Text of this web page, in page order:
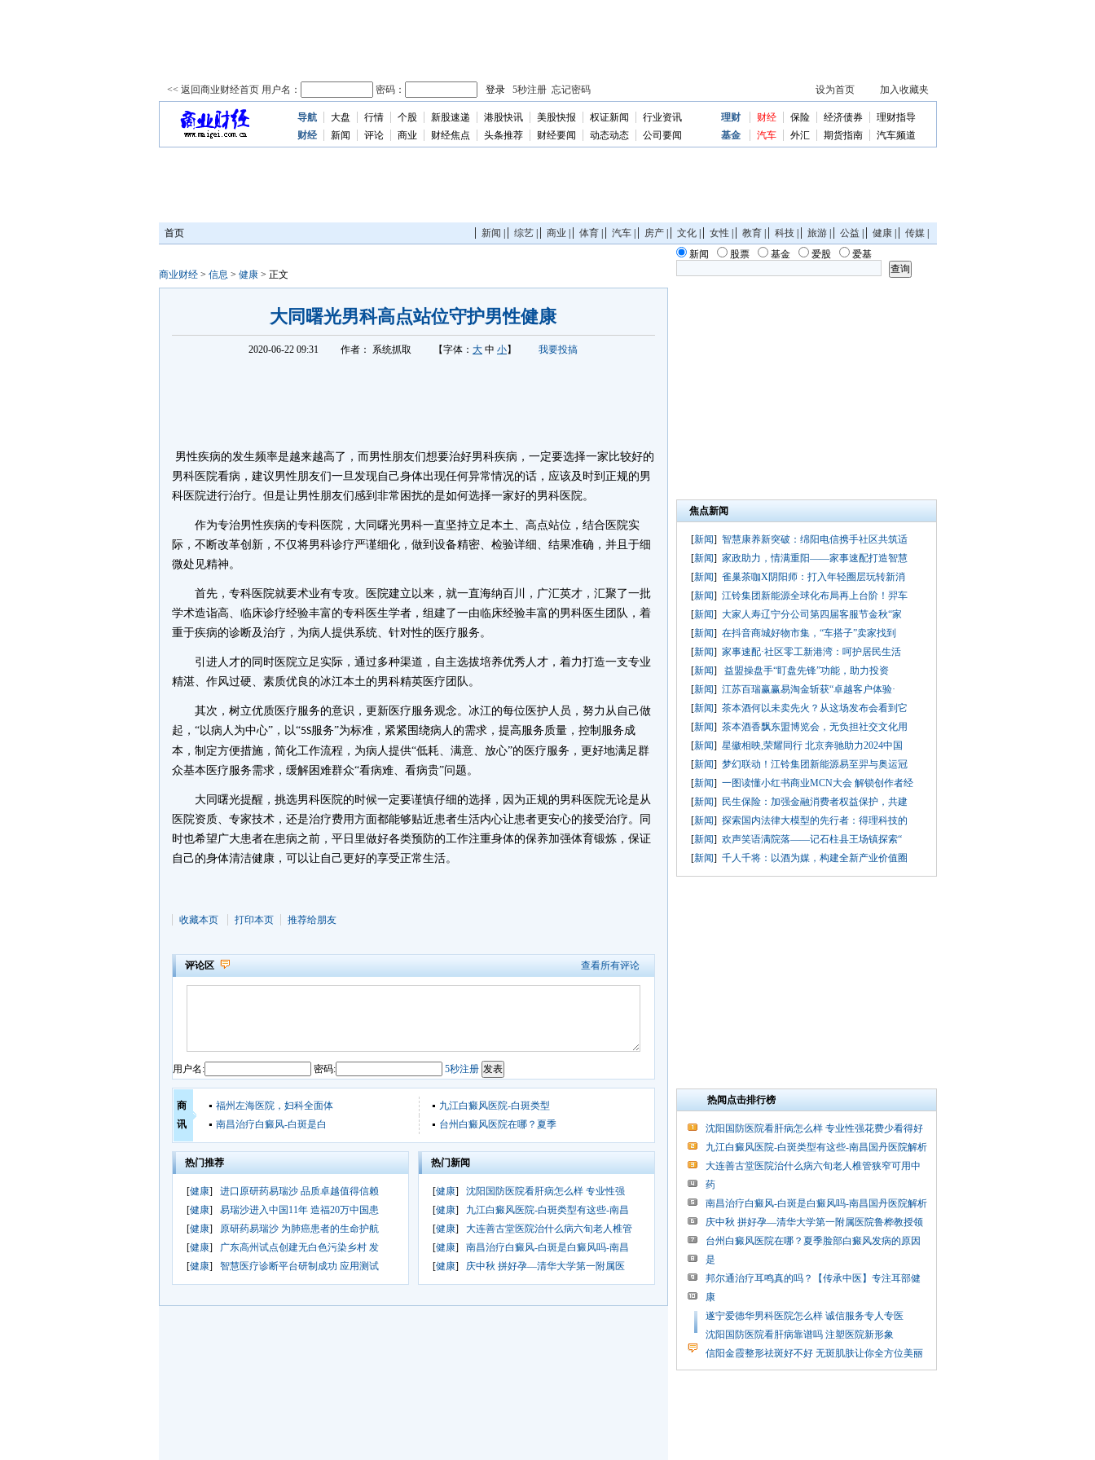
导航 大盘 行情 个股 新股速递 港股快讯 美股快报 权证新闻
行业资讯
财经
新闻 评论 商业 财经焦点 头条推荐 财经要闻 动态动态 公司要闻
理财 财经 保险 经济债券
理财指导
基金
汽车 外汇 期货指南 汽车频道
首页 新闻 综艺| 商业 体育| 汽车| 房产| 文化| 女性 教育| 科技| 旅游| 公益 健康| 传媒|
商业财经> 信息 > 健康> 正文
新闻 股票 基金 爱股 爱基
大同曙光男科高点站位守护男性健康
2020-06-22 09:31 作者： 系统抓取 【字体： 大 中 小】 我要投搞
男性疾病的发生频率是越来越高了，而男性朋友们想要治好男科疾病，一定要选择一家比较好的
男科医院看病，建议男性朋友们一旦发现自己身体出现任何异常情况的话，应该及时到正规的男
科医院进行治疗。但是让男性朋友们感到非常困扰的是如何选择一家好的男科医院。
作为专治男性疾病的专科医院， 大同曙光男科一直坚持立足本土、高点站位，结合医院实
际，不断改革创新，不仅将男科诊疗严谨细化，做到设备精密、检验详细、结果准确，并且于细
微处见精神。
首先，专科医院就要术业有专攻。医院建立以来，就一直海纳百川，广汇英才，汇聚了一批
学术造诣高、临床诊疗经验丰富的专科医生学者，组建了一由临床经验丰富的男科医生团队，着
重于疾病的诊断及治疗，为病人提供系统、针对性的医疗服务。
引进人才的同时医院立足实际，通过多种渠道，自主选拔培养优秀人才，着力打造一支专业
精湛、作风过硬、素质优良的冰江本土的男科精英医疗团队。
其次，树立优质医疗服务的意识，更新医疗服务观念。冰江的每位医护人员，努力从自己做
起，“以病人为中心”，以“5S服务”为标准，紧紧围绕病人的需求，提高服务质量，控制服务成
本，制定方便措施，简化工作流程，为病人提供“低耗、满意、放心”的医疗服务，更好地满足群
众基本医疗服务需求，缓解困难群众“看病难、看病贵”问题。
大同曙光提醒，挑选男科医院的时候一定要谨慎仔细的选择，因为正规的男科医院无论是从
医院资质、专家技术，还是治疗费用方面都能够贴近患者生活内心让患者更安心的接受治疗。同
时也希望广大患者在患病之前，平日里做好各类预防的工作注重身体的保养加强体育锻炼，保证
自己的身体清洁健康，可以让自己更好的享受正常生活。
收藏本页 打印本页 推荐给朋友
评论区 查看所有评论
用户名: 密码: 5秒注册
商
讯
福州左海医院，妇科全面体
九江白癜风医院-白斑类型
南昌治疗白癜风-白斑是白
台州白癜风医院在哪？夏季
热门推荐
[健康]
进口原研药易瑞沙 品质卓越值得信赖
[健康]
易瑞沙进入中国11年 造福20万中国患
[健康]
原研药易瑞沙 为肺癌患者的生命护航
[健康]
广东高州试点创建无白色污染乡村 发
[健康] 智慧医疗诊断平台研制成功 应用测试
热门新闻
[健康]
沈阳国防医院看肝病怎么样 专业性强
[健康]
九江白癜风医院-白斑类型有这些-南昌
[健康]
大连善古堂医院治什么病六旬老人椎管
[健康]
南昌治疗白癜风-白斑是白癜风吗-南昌
[健康] 庆中秋 拼好孕—清华大学第一附属医
焦点新闻
[新闻] 智慧康养新突破：绵阳电信携手社区共筑适
[新闻] 家政助力，情满重阳——家事速配打造智慧
[新闻] 雀巢茶咖X阴阳师：打入年轻圈层玩转新消
[新闻] 江铃集团新能源全球化布局再上台阶！羿车
[新闻] 大家人寿辽宁分公司第四届客服节金秋“家
[新闻] 在抖音商城好物市集，“车搭子”卖家找到
[新闻] 家事速配·社区零工新港湾：呵护居民生活
[新闻]
益盟操盘手“盯盘先锋”功能，助力投资
[新闻] 江苏百瑞赢赢易淘金斩获“卓越客户体验·
[新闻] 茶本酒何以未卖先火？从这场发布会看到它
[新闻] 茶本酒香飘东盟博览会，无负担社交文化用
[新闻] 星徽相映,荣耀同行 北京奔驰助力2024中国
[新闻] 梦幻联动！江铃集团新能源易至羿与奥运冠
[新闻] 一图读懂小红书商业MCN大会 解锁创作者经
[新闻]
民生保险：加强金融消费者权益保护，共建
[新闻] 探索国内法律大模型的先行者：得理科技的
[新闻] 欢声笑语满院落——记石柱县王场镇探索“
[新闻] 千人千将：以酒为媒，构建全新产业价值圈
热闻点击排行榜
沈阳国防医院看肝病怎么样 专业性强花费少看得好
九江白癜风医院-白斑类型有这些-南昌国丹医院解析
大连善古堂医院治什么病六旬老人椎管狭窄可用中
药
南昌治疗白癜风-白斑是白癜风吗-南昌国丹医院解析
庆中秋 拼好孕—清华大学第一附属医院鲁桦教授领
台州白癜风医院在哪？夏季脸部白癜风发病的原因
是
邦尔通治疗耳鸣真的吗？【传承中医】专注耳部健
康
遂宁爱德华男科医院怎么样 诚信服务专人专医
沈阳国防医院看肝病靠谱吗 注塑医院新形象
信阳金霞整形祛斑好不好 无斑肌肤让你全方位美丽